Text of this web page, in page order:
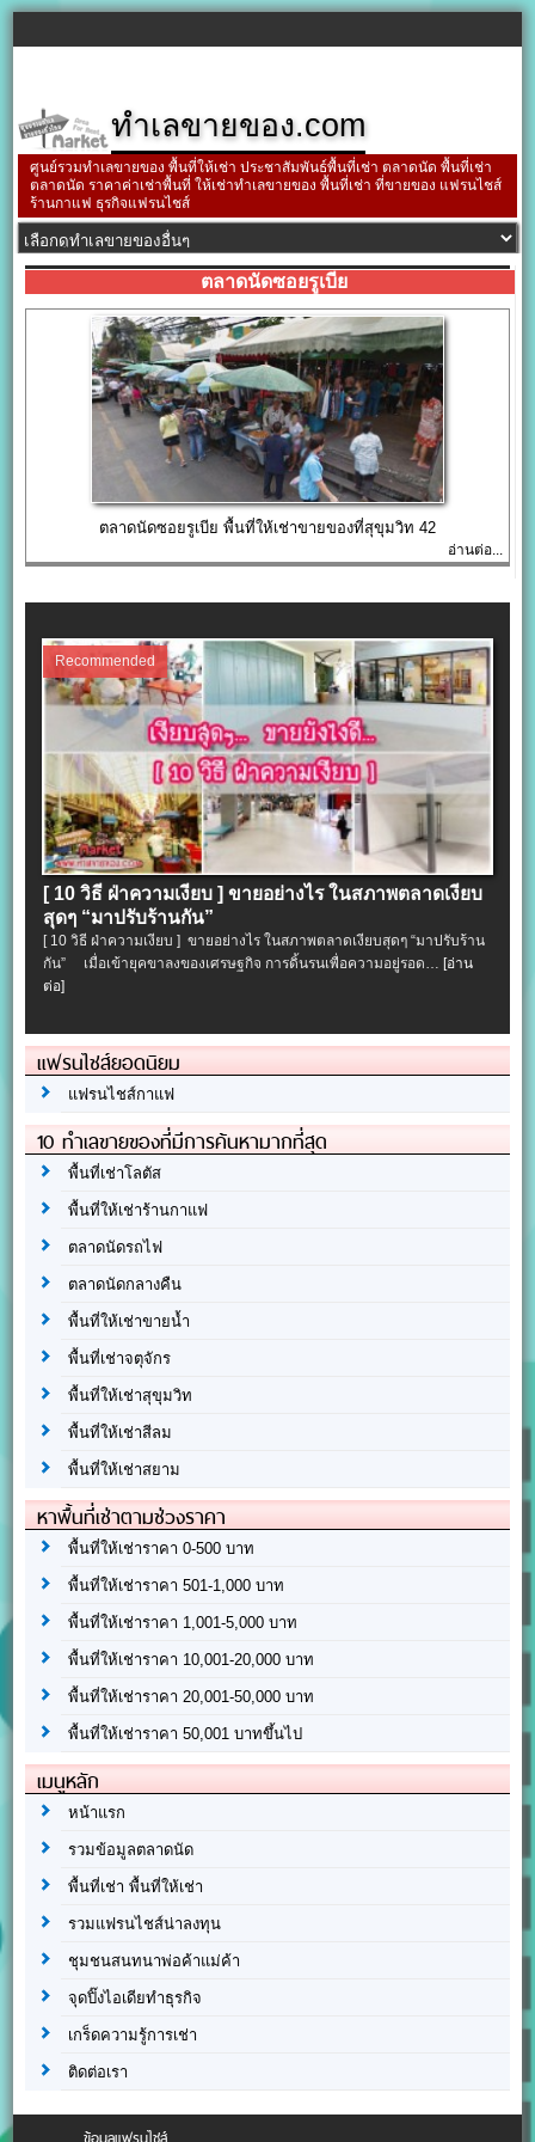
ทำเลขายของ.com
ศูนย์รวมทำเลขายของ พื้นที่ให้เช่า ประชาสัมพันธ์พื้นที่เช่า ตลาดนัด พื้นที่เช่า
ตลาดนัด ราคาค่าเช่าพื้นที่ ให้เช่าทำเลขายของ พื้นที่เช่า ที่ขายของ แฟรนไชส์
ร้านกาแฟ ธุรกิจแฟรนไชส์
ตลาดนัดซอยรูเบีย
ตลาดนัดซอยรูเบีย พื้นที่ให้เช่าขายของที่สุขุมวิท 42
อ่านต่อ...
Recommended
[ 10 วิธี ฝ่าความเงียบ ] ขายอย่างไร ในสภาพตลาดเงียบ
สุดๆ “มาปรับร้านกัน”
[ 10 วิธี ฝ่าความเงียบ ] ขายอย่างไร ในสภาพตลาดเงียบสุดๆ “มาปรับร้าน
กัน” เมื่อเข้ายุคขาลงของเศรษฐกิจ การดิ้นรนเพื่อความอยู่รอด…[อ่าน
ต่อ]
แฟรนไชส์ยอดนิยม
แฟรนไชส์กาแฟ
10 ทำเลขายของที่มีการค้นหามากที่สุด
พื้นที่เช่าโลตัส
พื้นที่ให้เช่าร้านกาแฟ
ตลาดนัดรถไฟ
ตลาดนัดกลางคืน
พื้นที่ให้เช่าขายน้ำ
พื้นที่เช่าจตุจักร
พื้นที่ให้เช่าสุขุมวิท
พื้นที่ให้เช่าสีลม
พื้นที่ให้เช่าสยาม
หาพื้นที่เช่าตามช่วงราคา
พื้นที่ให้เช่าราคา 0-500 บาท
พื้นที่ให้เช่าราคา 501-1,000 บาท
พื้นที่ให้เช่าราคา 1,001-5,000 บาท
พื้นที่ให้เช่าราคา 10,001-20,000 บาท
พื้นที่ให้เช่าราคา 20,001-50,000 บาท
พื้นที่ให้เช่าราคา 50,001 บาทขึ้นไป
เมนูหลัก
หน้าแรก
รวมข้อมูลตลาดนัด
พื้นที่เช่า พื้นที่ให้เช่า
รวมแฟรนไชส์น่าลงทุน
ชุมชนสนทนาพ่อค้าแม่ค้า
จุดปิ๊งไอเดียทำธุรกิจ
เกร็ดความรู้การเช่า
ติดต่อเรา